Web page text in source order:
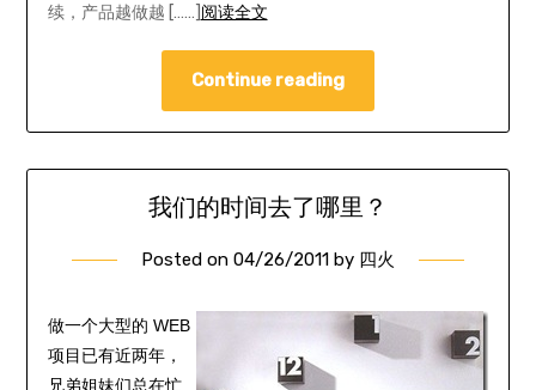
续，产品越做越 [……] 阅读全文
Continue reading
我们的时间去了哪里？
Posted on 04/26/2011 by 四火
做一个大型的 WEB
项目已有近两年，
兄弟姐妹们总在忙